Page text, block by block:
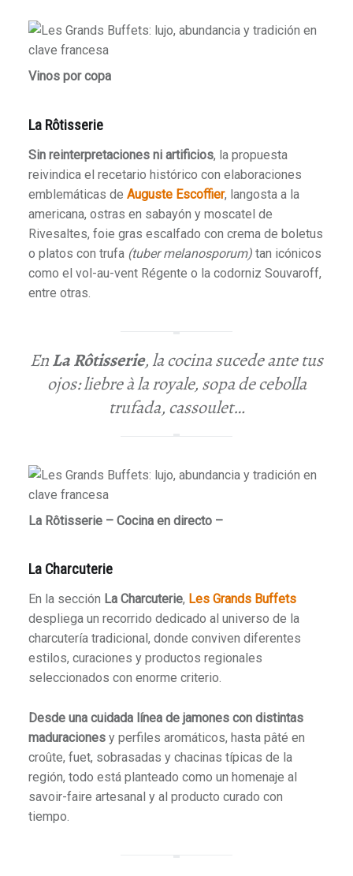
Vinos por copa
La Rôtisserie
Sin reinterpretaciones ni artificios, la propuesta
reivindica el recetario histórico con elaboraciones
emblemáticas de Auguste Escoffier, langosta a la
americana, ostras en sabayón y moscatel de
Rivesaltes, foie gras escalfado con crema de boletus
o platos con trufa (tuber melanosporum)tan icónicos
como el vol-au-vent Régente o la codorniz Souvaroff,
entre otras.
EnLa Rôtisserie, la cocina sucede ante tus
ojos: liebre à la royale, sopa de cebolla
trufada, cassoulet…
La Rôtisserie – Cocina en directo –
La Charcuterie
En la sección La Charcuterie, Les Grands Buffets
despliega un recorrido dedicado al universo de la
charcutería tradicional, donde conviven diferentes
estilos, curaciones y productos regionales
seleccionados con enorme criterio.
Desde una cuidada línea de jamones con distintas
maduracionesy perfiles aromáticos, hasta pâté en
croûte, fuet, sobrasadas y chacinas típicas de la
región, todo está planteado como un homenaje al
savoir-faire artesanal y al producto curado con
tiempo.